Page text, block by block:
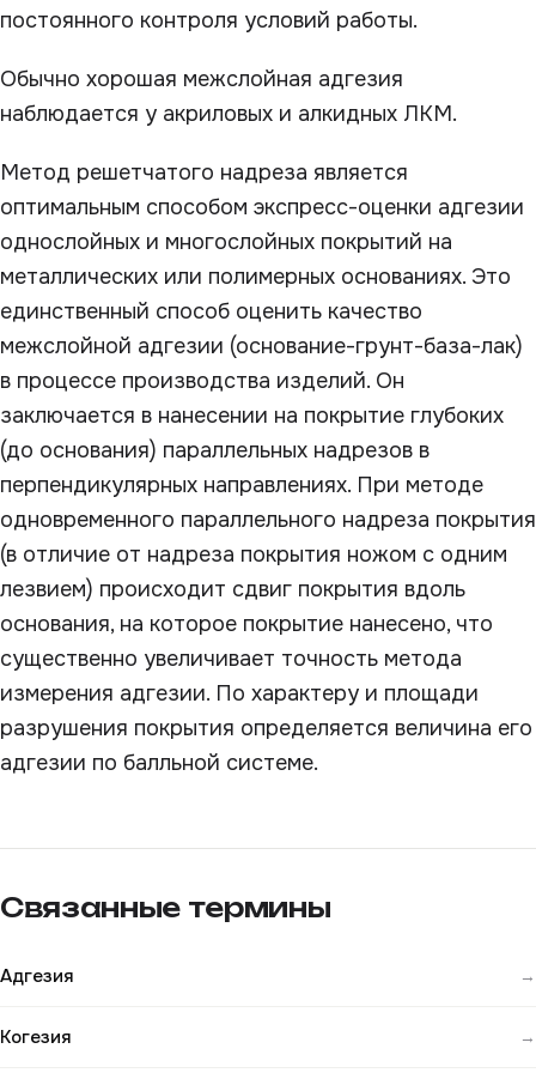
постоянного контроля условий работы.
Обычно хорошая межслойная адгезия
наблюдается у акриловых и алкидных ЛКМ.
Метод решетчатого надреза является
оптимальным способом экспресс-оценки адгезии
однослойных и многослойных покрытий на
металлических или полимерных основаниях. Это
единственный способ оценить качество
межслойной адгезии (основание-грунт-база-лак)
в процессе производства изделий. Он
заключается в нанесении на покрытие глубоких
(до основания) параллельных надрезов в
перпендикулярных направлениях. При методе
одновременного параллельного надреза покрытия
(в отличие от надреза покрытия ножом с одним
лезвием) происходит сдвиг покрытия вдоль
основания, на которое покрытие нанесено, что
существенно увеличивает точность метода
измерения адгезии. По характеру и площади
разрушения покрытия определяется величина его
адгезии по балльной системе.
Связанные термины
Адгезия →
Когезия →